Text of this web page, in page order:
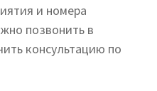
и номера
позвонить в
консультацию по